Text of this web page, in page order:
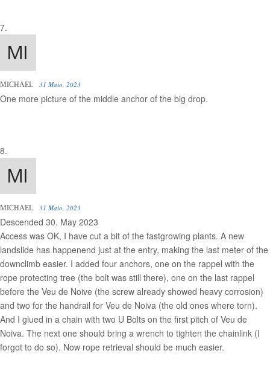
MICHAEL 31 Maio, 2023
One more picture of the middle anchor of the big drop.
MICHAEL 31 Maio, 2023
Descended 30. May 2023
Access was OK, I have cut a bit of the fastgrowing plants. A new
landslide has happenend just at the entry, making the last meter of the
downclimb easier. I added four anchors, one on the rappel with the
rope protecting tree (the bolt was still there), one on the last rappel
before the Veu de Noive (the screw already showed heavy corrosion)
and two for the handrail for Veu de Noiva (the old ones where torn).
And I glued in a chain with two U Bolts on the first pitch of Veu de
Noiva. The next one should bring a wrench to tighten the chainlink (I
forgot to do so). Now rope retrieval should be much easier.